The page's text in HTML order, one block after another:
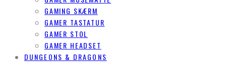
GAMING SKÆRM
GAMER TASTATUR
GAMER STOL
GAMER HEADSET
DUNGEONS & DRAGONS